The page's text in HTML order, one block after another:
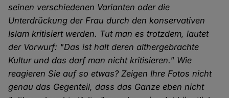
seinen verschiedenen Varianten oder die
Unterdrückung der Frau durch den konservativen
Islam kritisiert werden. Tut man es trotzdem, lautet
der Vorwurf: "Das ist halt deren althergebrachte
Kultur und das darf man nicht kritisieren." Wie
reagieren Sie auf so etwas? Zeigen Ihre Fotos nicht
genau das Gegenteil, dass das Ganze eben nicht